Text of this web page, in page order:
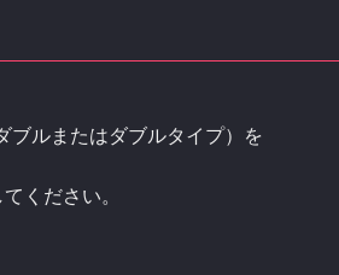
ルまたはダブルタイプ）を
ください。